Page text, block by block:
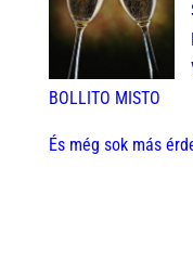
BOLLITO MISTO
És még sok más